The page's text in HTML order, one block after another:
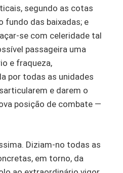
segundo as cotas
fundo das baixadas; e
se com celeridade tal
passageira uma
e fraqueza,
por todas as unidades
e darem o
posição de combate —
Diziam-no todas as
em torno, da